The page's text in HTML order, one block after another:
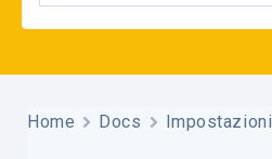
Home Docs Impostazioni